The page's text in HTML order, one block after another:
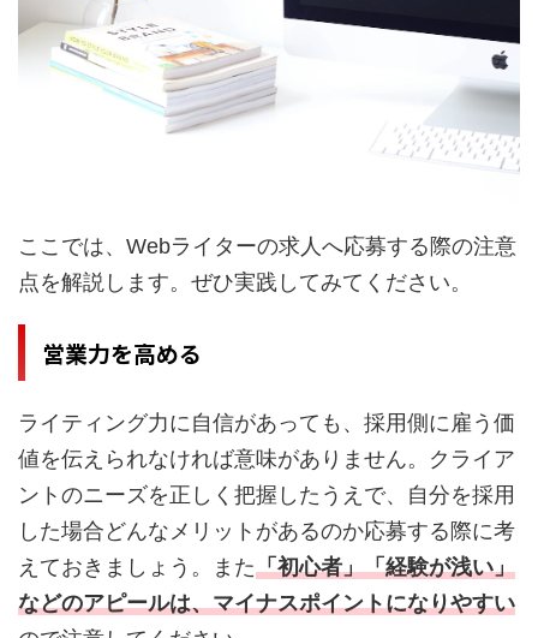
ここでは、Webライターの求人へ応募する際の注意
点を解説します。ぜひ実践してみてください。
営業力を高める
ライティング力に自信があっても、採用側に雇う価
値を伝えられなければ意味がありません。クライア
ントのニーズを正しく把握したうえで、自分を採用
した場合どんなメリットがあるのか応募する際に考
えておきましょう。また「初心者」「経験が浅い」
などのアピールは、マイナスポイントになりやすい